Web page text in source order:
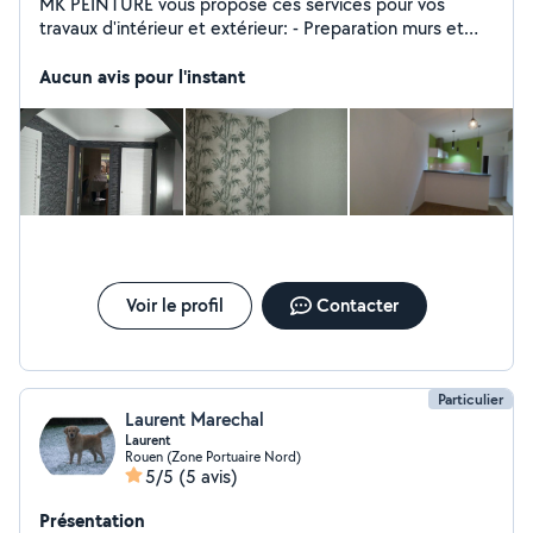
travaux d'intérieur et extérieur: - Preparation murs et
peinture de finition Devis sur demande pour toutes
A l'écoute de la clientèle, travail sérieux et minutieux
pour de meilleures résultats. A très vite chez MK
PEINTURE !
Aucun avis pour l'instant
Voir le profil Contacter
Particulier
Laurent Marechal
Laurent
Rouen (Zone Portuaire Nord)
5/5 (5 avis)
Présentation